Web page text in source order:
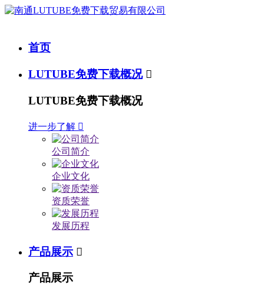
首页
LUTUBE免费下载概况 
LUTUBE免费下载概况
进一步了解 
公司简介
企业文化
资质荣誉
发展历程
产品展示 
产品展示